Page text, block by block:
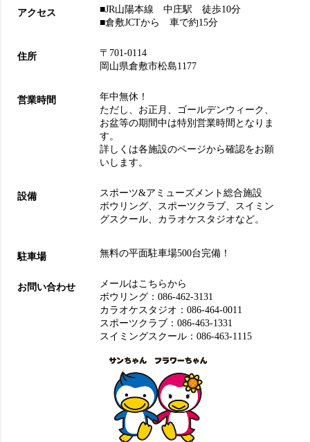
アクセス
■JR山陽本線 中庄駅 徒歩10分
■倉敷JCTから 車で約15分
住所
〒701-0114
岡山県倉敷市松島1177
営業時間
年中無休！
ただし、お正月、ゴールデンウィーク、
お盆等の期間中は特別営業時間となりま
す。
詳しくは各施設のページから確認をお願
いします。
設備
スポーツ&アミューズメント総合施設
ボウリング、 スポーツクラブ、 スイミン
グスクール、 カラオケスタジオなど。
駐車場 無料の平面駐車場500台完備！
お問い合わせ
メールはこちらから
ボウリング：086-462-3131
カラオケスタジオ：086-464-0011
スポーツクラブ：086-463-1331
スイミングスクール：086-463-1115